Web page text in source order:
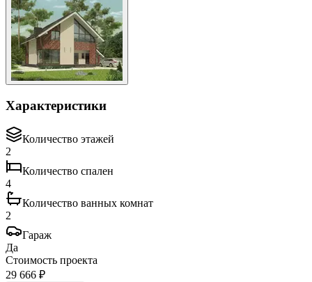
Характеристики
Количество этажей
2
Количество спален
4
Количество ванных комнат
2
Гараж
Да
Стоимость проекта
29 666 ₽